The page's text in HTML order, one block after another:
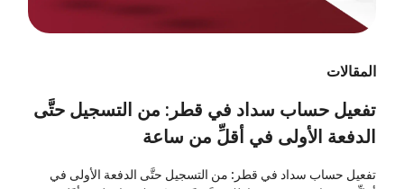
المقالات
تفعيل حساب سداد في قطر: من التسجيل حتَّى
الدفعة الأولى في أقلِّ من ساعة
تفعيل حساب سداد في قطر: من التسجيل حتَّى الدفعة الأولى في